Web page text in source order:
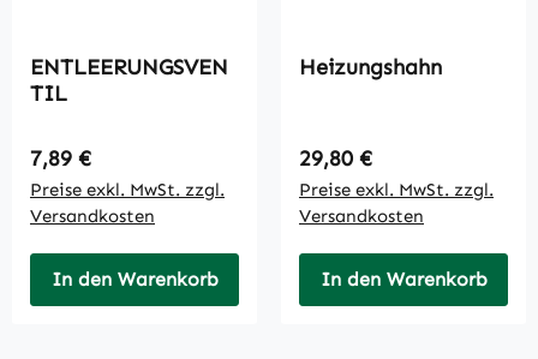
ENTLEERUNGSVEN
TIL
Regulärer Preis:
7,89 €
Preise exkl. MwSt. zzgl.
Versandkosten
In den Warenkorb
Heizungshahn
Regulärer Preis:
29,80 €
Preise exkl. MwSt. zzgl.
Versandkosten
In den Warenkorb